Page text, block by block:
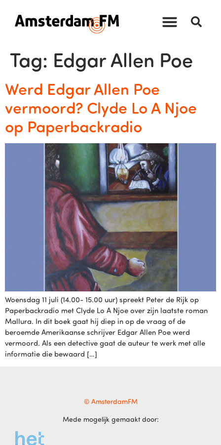
Tag: Edgar Allen Poe
Werd Edgar Allen Poe
vermoord? Clyde Lo A Njoe
op Paperbackradio
Woensdag 11 juli (14.00- 15.00 uur) spreekt Peter de Rijk op
Paperbackradio met Clyde Lo A Njoe over zijn laatste roman
Mallura. In dit boek gaat hij diep in op de vraag of de
beroemde Amerikaanse schrijver Edgar Allen Poe werd
vermoord. Als een detective gaat de auteur te werk met alle
informatie die bewaard […]
© AmsterdamFM
Mede mogelijk gemaakt door: